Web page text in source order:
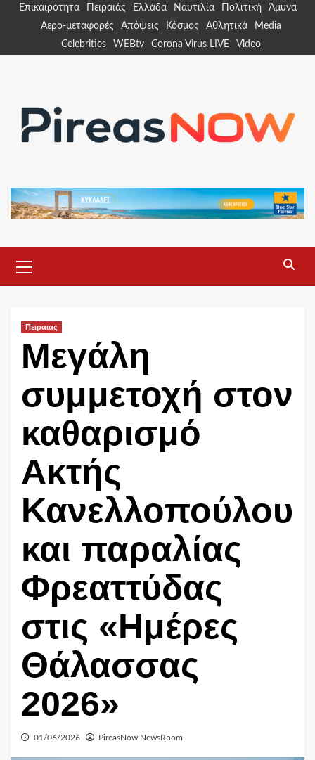
Επικαιρότητα Πειραιάς Ελλάδα Ναυτιλία Πολιτική
Άμυνα
Αερο-μεταφορές
Απόψεις Κόσμος Αθλητικά
Media
Celebrities
WEBtv Corona Virus LIVE Video
Menu
Πειραιας
Μεγάλη
συμμετοχή στον
καθαρισμό
Ακτής
Κανελλοπούλου
και παραλίας
Φρεαττύδας
στις «Ημέρες
Θάλασσας
2026»
01/06/2026 PireasNow NewsRoom